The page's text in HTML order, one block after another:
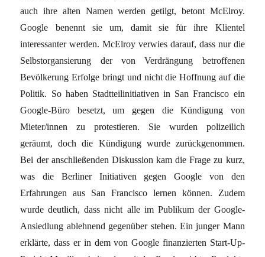
auch ihre alten Namen werden getilgt, betont McElroy.
Google benennt sie um, damit sie für ihre Klientel
interessanter werden. McElroy verwies darauf, dass nur die
Selbstorgansierung der von Verdrängung betroffenen
Bevölkerung Erfolge bringt und nicht die Hoffnung auf die
Politik. So haben Stadtteilinitiativen in San Francisco ein
Google-Büro besetzt, um gegen die Kündigung von
Mieter/innen zu protestieren. Sie wurden polizeilich
geräumt, doch die Kündigung wurde zurückgenommen.
Bei der anschließenden Diskussion kam die Frage zu kurz,
was die Berliner Initiativen gegen Google von den
Erfahrungen aus San Francisco lernen können. Zudem
wurde deutlich, dass nicht alle im Publikum der Google-
Ansiedlung ablehnend gegenüber stehen. Ein junger Mann
erklärte, dass er in dem von Google finanzierten Start-Up-